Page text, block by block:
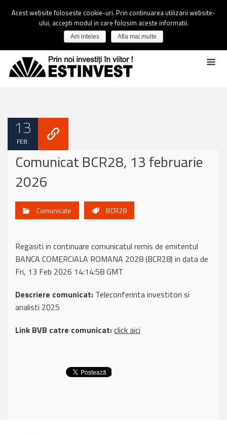
13
FEB.
Comunicat BCR28, 13 februarie
2026
Comunicate BCR28
Regasiti in continuare comunicatul remis de emitentul
BANCA COMERCIALA ROMANA 2028 (BCR28) in data de
Fri, 13 Feb 2026 14:14:58 GMT
Descriere comunicat: Teleconferinta investitori si
analisti 2025
Link BVB catre comunicat:click aici
Acest website foloseste cookie-uri. Prin continuarea utilizarii website-
ului, accepti modul in care folosim aceste informatii.
Am inteles Afla mai multe